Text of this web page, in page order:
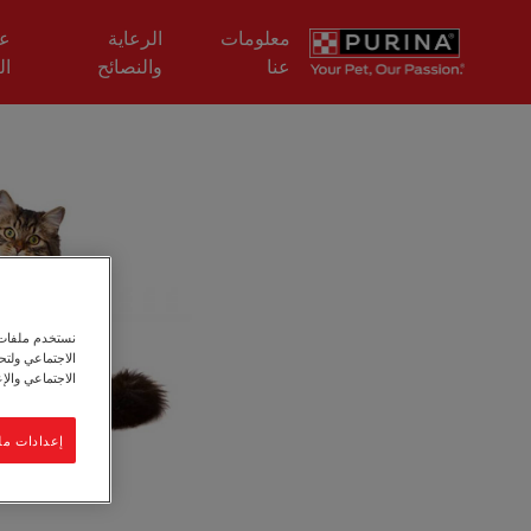
معلومات
عنا
الرعاية
والنصائح
نستخدم
الاجتماعي
الاجتماعي
إعدادات